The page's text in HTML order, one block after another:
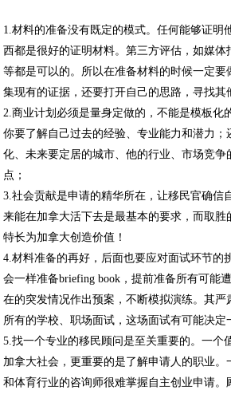
1.材料的准备没有既定的模式。任何能够证明
西都是很好的证明材料。第三方评估，如媒
等都是可以的。所以在准备材料的时候一定要
集现有的证据，还要打开自己的思路，寻找其
2.商业计划必须是量身定做的，不能是模板化
你要了解自己过去的经验、专业能力和潜力；
化、未来要定居的城市、他的行业、市场竞争
点；
3.社会贡献是申请的精华所在，让移民官确信
来能在加拿大活下去是最基本的要求，而取胜
特长为加拿大创造价值！
4.材料准备的再好，后面也要应对面试环节的
会一样准备briefing book，提前准备所有可能
在的突发情况作出预案，不断模拟演练。其严
所有的学校、职场面试，这场面试有可能决定
5.找一个专业的移民顾问是至关重要的。一个
加拿大社会，更重要的是了解申请人的职业
和体育行业的咨询师很难掌握自主创业申请